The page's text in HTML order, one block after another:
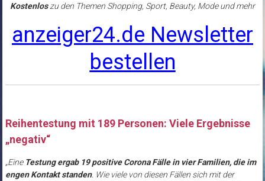
Kostenloszu den Themen Shopping, Sport, Beauty, Mode und mehr
anzeiger24.de Newsletter
bestellen
Reihentestung mit 189 Personen: Viele Ergebnisse
„negativ“
„Eine Testung ergab 19 positive Corona Fälle in vier Familien, die im
engen Kontakt standen. Wie viele von diesen Fällen sich mit der